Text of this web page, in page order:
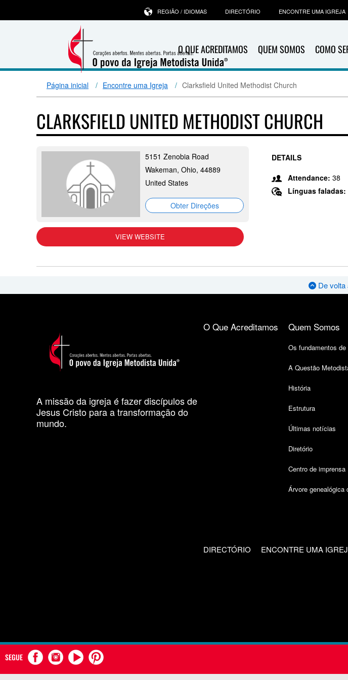
O QUE ACREDITAMOS QUEM SOMOS COMO
REGIÃO / IDIOMAS DIRECTÓRIO ENCONTRE UMA IGREJA
Página inicial Encontre uma Igreja Clarksfield United Methodist Church
CLARKSFIELD UNITED METHODIST CHURCH
5151 Zenobia Road
Wakeman, Ohio, 44889
United States
Obter Direções
VIEW WEBSITE
DETAILS
Attendance: 38
Línguas faladas:
De volta
A missão da igreja é fazer discípulos de
Jesus Cristo para a transformação do
mundo.
O Que Acreditamos Quem Somos
Os fundamentos
A Questão
História
Estrutura
Últimas notícias
Diretório
Centro de imprensa
Árvore genealógica
DIRECTÓRIO ENCONTRE UMA
SEGUE